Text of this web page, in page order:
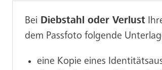
Bei Diebstahl oder Verlust
dem Passfoto folgende
eine Kopie eines